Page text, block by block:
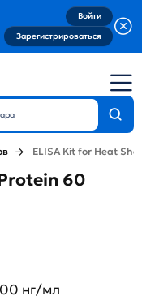
Войти
Зарегистрироваться
ELISA Kit for Heat
60
нг/мл